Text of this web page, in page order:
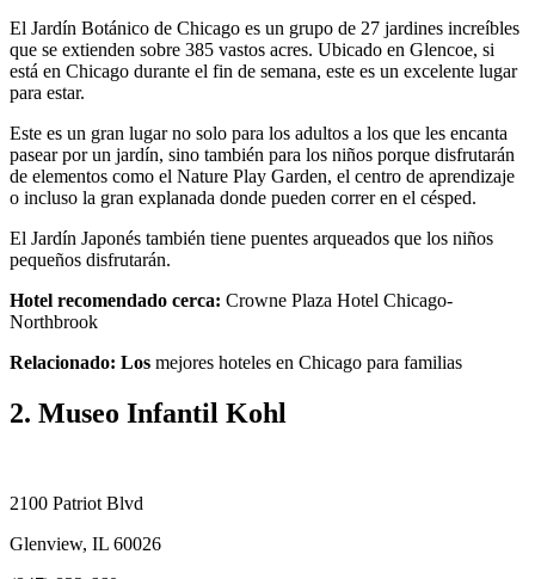
El Jardín Botánico de Chicago es un grupo de 27 jardines increíbles
que se extienden sobre 385 vastos acres. Ubicado en Glencoe, si
está en Chicago durante el fin de semana, este es un excelente lugar
para estar.
Este es un gran lugar no solo para los adultos a los que les encanta
pasear por un jardín, sino también para los niños porque disfrutarán
de elementos como el Nature Play Garden, el centro de aprendizaje
o incluso la gran explanada donde pueden correr en el césped.
El Jardín Japonés también tiene puentes arqueados que los niños
pequeños disfrutarán.
Hotel recomendado cerca: Crowne Plaza Hotel Chicago-
Northbrook
Relacionado: Los mejores hoteles en Chicago para familias
2. Museo Infantil Kohl
2100 Patriot Blvd
Glenview, IL 60026